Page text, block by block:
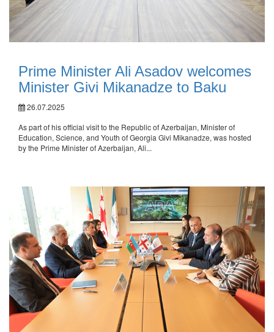
Prime Minister Ali Asadov welcomes
Minister Givi Mikanadze to Baku
26.07.2025
As part of his official visit to the Republic of Azerbaijan, Minister of
Education, Science, and Youth of Georgia Givi Mikanadze, was hosted
by the Prime Minister of Azerbaijan, Ali...